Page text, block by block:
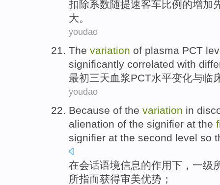
扣除系数随提速客车比例 的增加
大。
youdao
The variation of plasma PCT
significantly correlated with
最初三天血浆PCT水平变化与临
youdao
Because of the variation in
alienation of the signifier at the
signifier at the second level so
在会话语境信息的作用下， 一级
所指而获得审美优势；